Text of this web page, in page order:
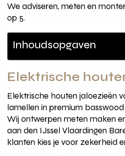
We adviseren, meten en
op 5.
Inhoudsopgaven
Elektrische
Elektrische houten jaloezieën
lamellen in premium
Wij ontwerpen meten maken
aan den IJssel Vlaardingen
klanten kies je voor zekerheid